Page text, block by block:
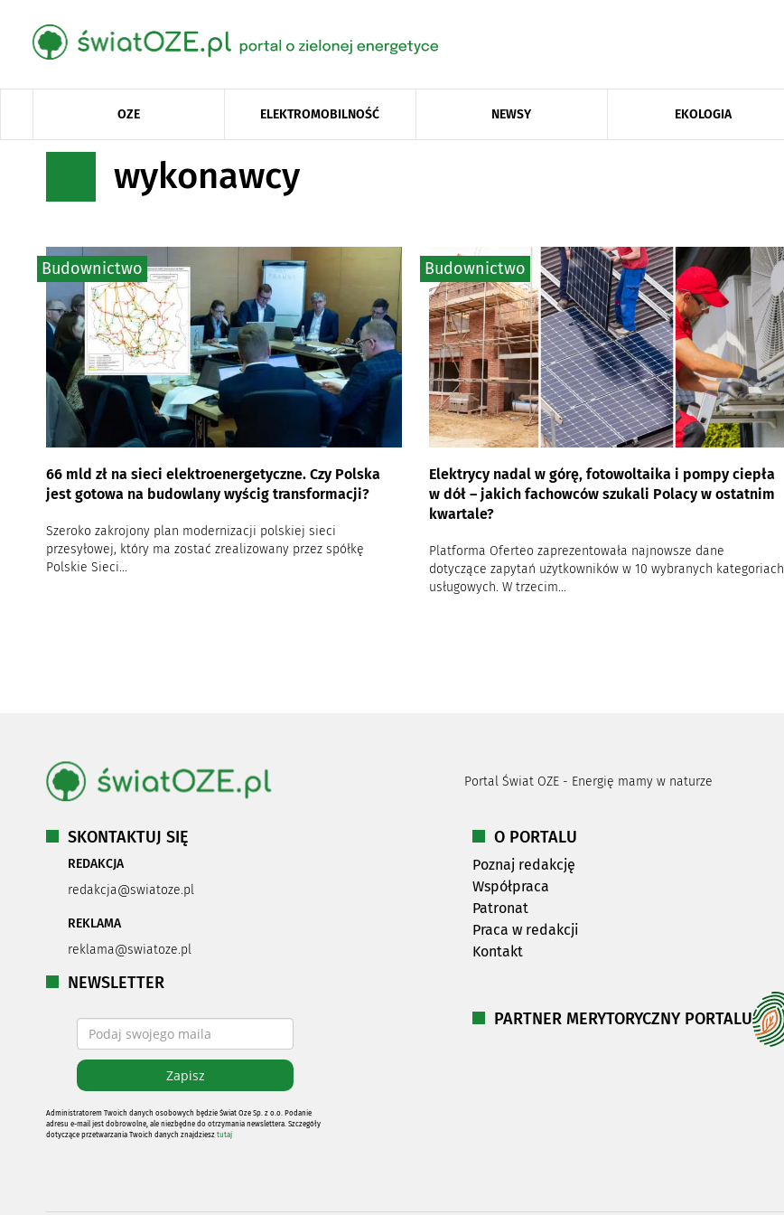
OZE ELEKTROMOBILNOŚĆ NEWSY EKOLOGIA
wykonawcy
66 mld zł na sieci elektroenergetyczne. Czy Polska
jest gotowa na budowlany wyścig transformacji?
Szeroko zakrojony plan modernizacji polskiej sieci
przesyłowej, który ma zostać zrealizowany przez spółkę
Polskie Sieci...
Budownictwo
Elektrycy nadal w górę, fotowoltaika i pompy ciepła
w dół – jakich fachowców szukali Polacy w ostatnim
kwartale?
Platforma Oferteo zaprezentowała najnowsze dane
dotyczące zapytań użytkowników w 10 wybranych kategoriach
usługowych. W trzecim...
Budownictwo
Portal Świat OZE - Energię mamy w naturze
SKONTAKTUJ SIĘ
REDAKCJA
redakcja@swiatoze.pl
REKLAMA
reklama@swiatoze.pl
NEWSLETTER
Administratorem Twoich danych osobowych będzie Świat Oze Sp. z o.o. Podanie
adresu e-mail jest dobrowolne, ale niezbędne do otrzymania newslettera. Szczegóły
dotyczące przetwarzania Twoich danych znajdziesz tutaj
O PORTALU
Poznaj redakcję
Współpraca
Patronat
Praca w redakcji
Kontakt
PARTNER MERYTORYCZNY PORTALU